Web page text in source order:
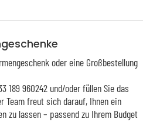
oder eine Großbestellung
189 960242 und/oder füllen Sie das
Team freut sich darauf, Ihnen ein
zu lassen – passend zu Ihrem Budget